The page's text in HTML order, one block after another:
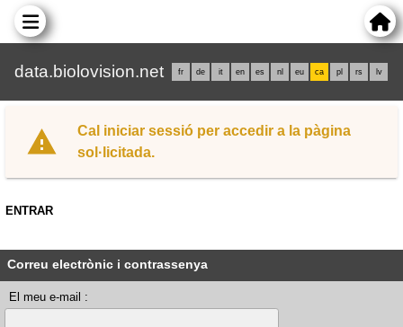
data.biolovision.net fr de it en es nl eu ca pl rs lv
Cal iniciar sessió per accedir a la pàgina
sol·licitada.
ENTRAR
Correu electrònic i contrassenya
El meu e-mail :